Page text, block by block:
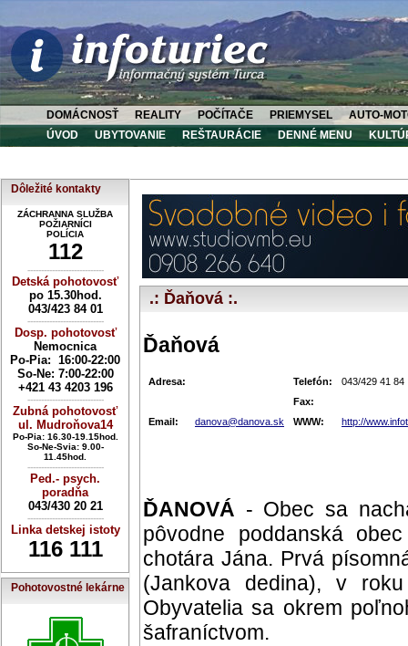
DOMÁCNOSŤ REALITY POČÍTAČE PRIEMYSEL
AUTO-
ÚVOD
UBYTOVANIE REŠTAURÁCIE DENNÉ MENU
Dôležité kontakty
ZÁCHRANNA SLUŽBA
POŽIARNÍCI
POLÍCIA
112
----------------------------
Detská pohotovosť
po 15.30hod.
043/423 84 01
----------------------------
Dosp. pohotovosť
Nemocnica
Po-Pia: 16:00-22:00
So-Ne: 7:00-22:00
+421 43 4203 196
----------------------------
Zubná pohotovosť
ul. Mudroňova14
Po-Pia: 16.30-19.15hod.
So-Ne-Svia: 9.00-
11.45hod.
----------------------------
Ped.- psych.
poradňa
043/430 20 21
----------------------------
Linka detskej istoty
116 111
Pohotovostné lekárne
.: Ďaňová :.
Ďaňová
Adresa: Telefón:
043/429 41 84
Fax:
Email:
danova@danova.sk WWW: http://
ĎANOVÁ - Obec sa
pôvodne poddanská
chotára Jána. Prvá
(Jankova dedina), v
Obyvatelia sa okrem
šafraníctvom.